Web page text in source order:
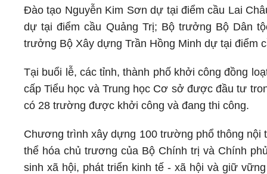
Đào tạo Nguyễn Kim Sơn dự tại điểm cầu Lai
dự tại điểm cầu Quảng Trị; Bộ trưởng Bộ Dân
trưởng Bộ Xây dựng Trần Hồng Minh dự tại điểm
Tại buổi lễ, các tỉnh, thành phố khởi công đồng
cấp Tiểu học và Trung học Cơ sở được đầu tư
có 28 trường được khởi công và đang thi công.
Chương trình xây dựng 100 trường phổ thông nội
thể hóa chủ trương của Bộ Chính trị và Chính
sinh xã hội, phát triển kinh tế - xã hội và giữ